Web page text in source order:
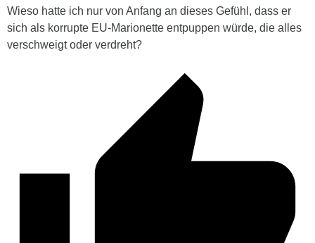
Wieso hatte ich nur von Anfang an dieses Gefühl, dass er
sich als korrupte EU-Marionette entpuppen würde, die alles
verschweigt oder verdreht?